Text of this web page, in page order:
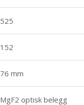
525
152
76 mm
MgF2 optisk belegg